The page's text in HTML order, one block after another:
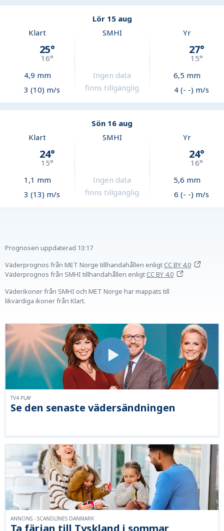
Lör 15 aug
Klart
25°
16°
4,9 mm
3 (10) m/s
SMHI
Ingen data
finns tillgänglig
Yr
27°
15°
6,5 mm
4 (- -) m/s
Sön 16 aug
Klart
24°
15°
1,1 mm
3 (13) m/s
SMHI
Ingen data
finns tillgänglig
Yr
24°
16°
5,6 mm
6 (- -) m/s
Prognosen uppdaterad 13:17
Väderprognos från MET Norge tillhandahållen enligtCC BY 4.0
Väderprognos från SMHI tillhandahållen enligtCC BY 4.0
Väderikoner från SMHI och MET Norge har mappats till
likvärdiga ikoner från Klart.
Se den senaste vädersändningen
TV4 PLAY
ANNONS - SCANDLINES DANMARK